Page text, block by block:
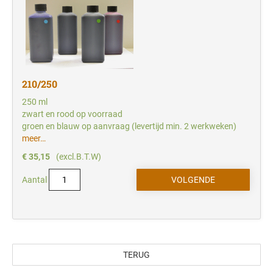
210/250
250 ml
zwart en rood op voorraad
groen en blauw op aanvraag (levertijd min. 2 werkweken)
meer…
€ 35,15
(excl.B.T.W)
Aantal
TERUG